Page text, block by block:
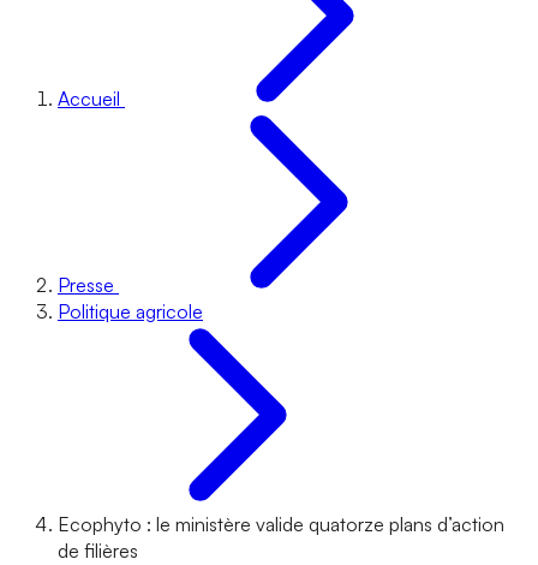
Accueil
Presse
Politique agricole
Ecophyto : le ministère valide quatorze plans d’action
de filières